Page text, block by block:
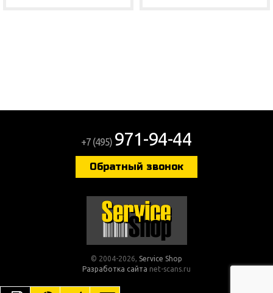
+7 (495) 971-94-44
Обратный звонок
© 2004-2026, Service Shop
Разработка сайта net-scans.ru